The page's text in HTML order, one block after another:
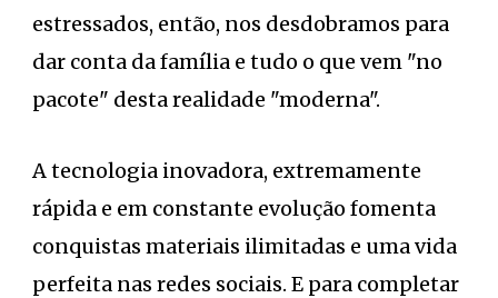
estressados, então, nos desdobramos para
dar conta da família e tudo o que vem "no
pacote" desta realidade "moderna".
A tecnologia inovadora, extremamente
rápida e em constante evolução fomenta
conquistas materiais ilimitadas e uma vida
perfeita nas redes sociais. E para completar